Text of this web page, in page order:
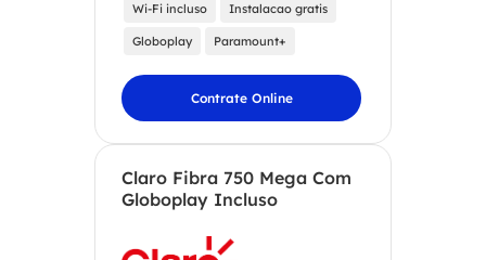
Wi-Fi incluso Instalacao gratis
Globoplay Paramount+
Contrate Online
Claro Fibra 750 Mega Com
Globoplay Incluso